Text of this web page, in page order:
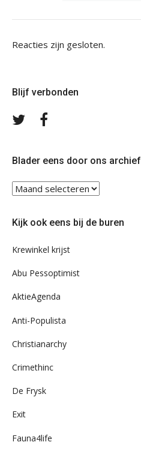
Reacties zijn gesloten.
Blijf verbonden
Volg
Blader eens door ons archief
Blader
eens
ons
Kijk ook eens bij de buren
Krewinkel krijst
Abu Pessoptimist
AktieAgenda
Anti-Populista
Christianarchy
Crimethinc
De Frysk
Exit
Fauna4life